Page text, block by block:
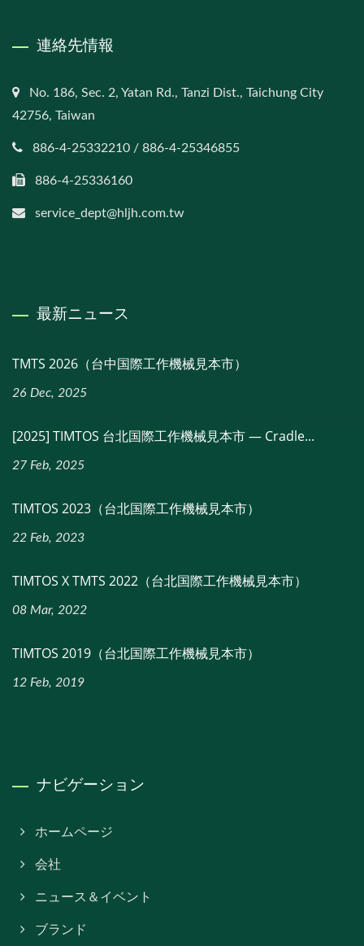
連絡先情報
No. 186, Sec. 2, Yatan Rd., Tanzi Dist., Taichung City
42756, Taiwan
886-4-25332210 / 886-4-25346855
886-4-25336160
service_dept@hljh.com.tw
最新ニュース
TMTS 2026（台中国際工作機械見本市）
26 Dec, 2025
[2025] TIMTOS 台北国際工作機械見本市 — Cradle...
27 Feb, 2025
TIMTOS 2023（台北国際工作機械見本市）
22 Feb, 2023
TIMTOS X TMTS 2022（台北国際工作機械見本市）
08 Mar, 2022
TIMTOS 2019（台北国際工作機械見本市）
12 Feb, 2019
ナビゲーション
ホームページ
会社
ニュース＆イベント
ブランド